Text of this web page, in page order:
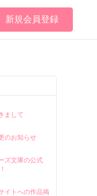
新規会員登録
まして
のお知らせ
ズ文庫の公式
イトへの作品掲